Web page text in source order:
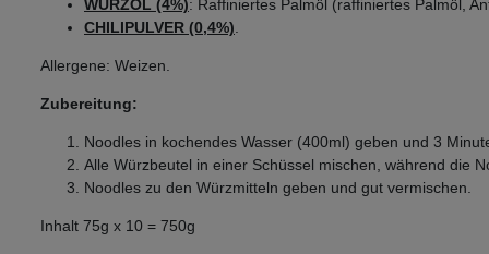
WÜRZÖL (4%): Raffiniertes Palmöl (raffiniertes Palmöl,
CHILIPULVER (0,4%)
Allergene: Weizen.
Zubereitung:
Noodles in kochendes Wasser (400ml) geben und 3
Alle Würzbeutel in einer Schüssel mischen, während die
Noodles zu den Würzmitteln geben und gut vermischen.
Inhalt 75g x 10 = 750g